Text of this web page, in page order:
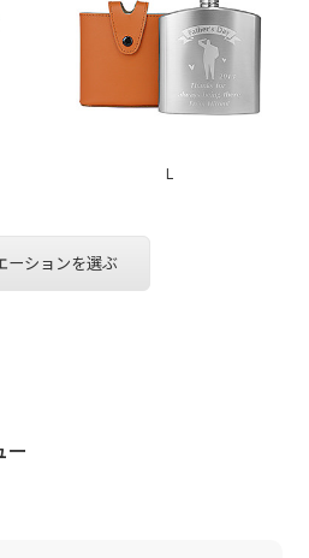
L
ーションを選ぶ
ー